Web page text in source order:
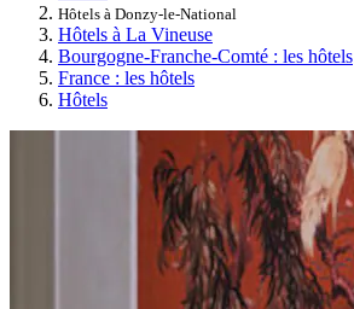
Hôtels à Donzy-le-National
Hôtels à La Vineuse
Bourgogne-Franche-Comté : les hôtels
France : les hôtels
Hôtels